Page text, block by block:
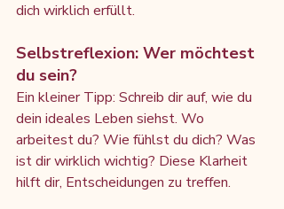
dich wirklich erfüllt.
Selbstreflexion: Wer möchtest
du sein?
Ein kleiner Tipp: Schreib dir auf, wie du
dein ideales Leben siehst. Wo
arbeitest du? Wie fühlst du dich? Was
ist dir wirklich wichtig? Diese Klarheit
hilft dir, Entscheidungen zu treffen.